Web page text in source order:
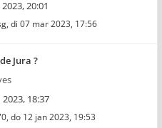
20:01
, di 07 mar 2023, 17:56
Jura ?
18:37
, do 12 jan 2023, 19:53